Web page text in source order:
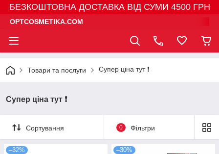
БЕЗКОШТОВНА ДОСТАВКА ВІД СУМИ 4500 ГРН
OPTCOSMETIKA.COM
Товари та послуги Супер ціна тут ❗️
Супер ціна тут ❗️
Сортування 0 Фільтри
–32% –30%